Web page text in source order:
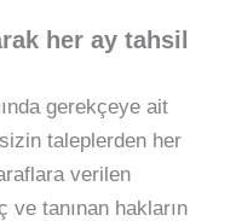
her ay tahsil
gerekçeye ait
taleplerden her
verilen
tanınan hakların